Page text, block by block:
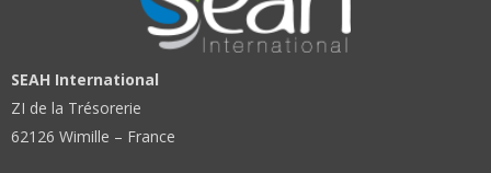
SEAH International
ZI de la Trésorerie
62126 Wimille – France